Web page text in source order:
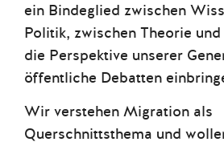
ein Bindeglied zwischen
Politik, zwischen Theorie
die Perspektive unserer
öffentliche Debatten
Wir verstehen Migration als
Querschnittsthema und